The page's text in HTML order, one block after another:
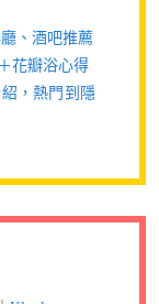
、酒吧推薦
花瓣浴心得
，熱門到隱